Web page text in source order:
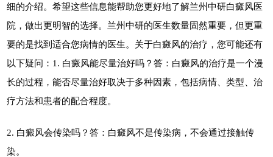
细的介绍。希望这些信息能帮助您更好地了解兰州中研白癜风医
院，做出更明智的选择。兰州中研的医生数量固然重要，但更重
要的是找到适合您病情的医生。关于白癜风的治疗，您可能还有
以下疑问：1. 白癜风能尽量治好吗？答：白癜风的治疗是一个漫
长的过程，能否尽量治好取决于多种因素，包括病情、类型、治
疗方法和患者的配合程度。
2. 白癜风会传染吗？答：白癜风不是传染病，不会通过接触传
染。